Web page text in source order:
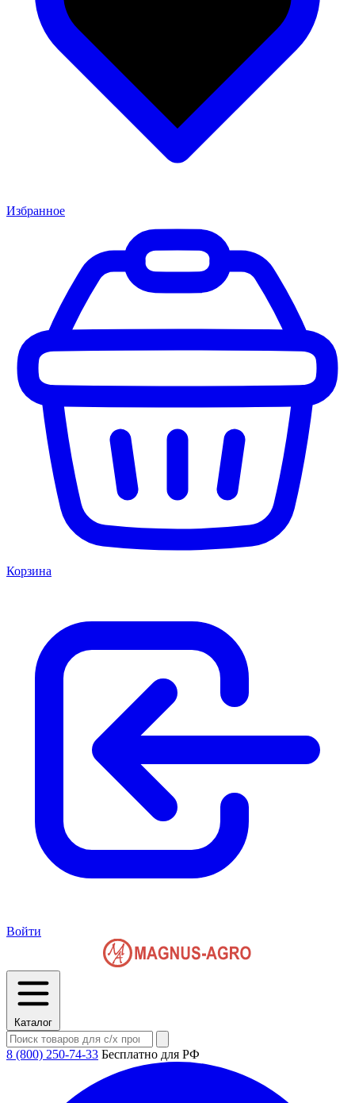
Избранное
Корзина
Войти
Каталог
8 (800) 250-74-33 Бесплатно для РФ